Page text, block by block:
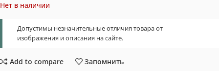
Нет в наличии
Допустимы незначительные отличия товара от
изображения и описания на сайте.
Add to compare Запомнить